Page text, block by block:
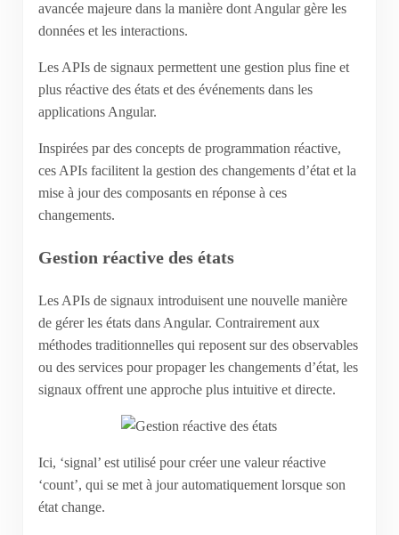
avancée majeure dans la manière dont Angular gère les
données et les interactions.
Les APIs de signaux permettent une gestion plus fine et
plus réactive des états et des événements dans les
applications Angular.
Inspirées par des concepts de programmation réactive,
ces APIs facilitent la gestion des changements d’état et la
mise à jour des composants en réponse à ces
changements.
Gestion réactive des états
Les APIs de signaux introduisent une nouvelle manière
de gérer les états dans Angular. Contrairement aux
méthodes traditionnelles qui reposent sur des observables
ou des services pour propager les changements d’état, les
signaux offrent une approche plus intuitive et directe.
Ici, ‘signal’ est utilisé pour créer une valeur réactive
‘count’, qui se met à jour automatiquement lorsque son
état change.